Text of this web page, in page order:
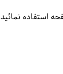
استفاده نمائید